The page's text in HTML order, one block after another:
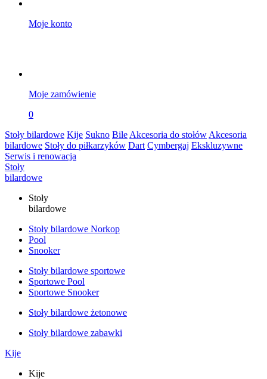
Moje konto
Moje zamówienie
0
Stoły bilardowe Kije Sukno Bile Akcesoria do stołów Akcesoria
bilardowe Stoły do piłkarzyków Dart Cymbergaj Ekskluzywne
Serwis i renowacja
Stoły
bilardowe
Stoły
bilardowe
Stoły bilardowe Norkop
Pool
Snooker
Stoły bilardowe sportowe
Sportowe Pool
Sportowe Snooker
Stoły bilardowe żetonowe
Stoły bilardowe zabawki
Kije
Kije